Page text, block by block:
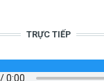
TRỰC TIẾP